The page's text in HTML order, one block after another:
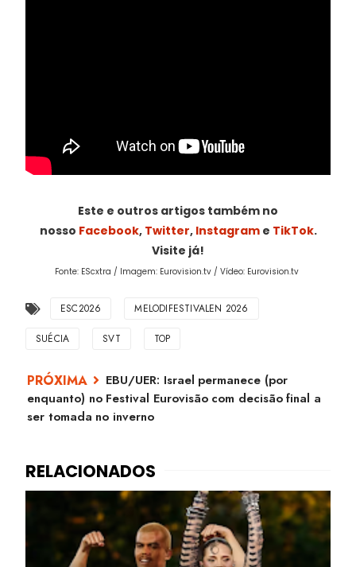
Este e outros artigos também no
nosso Facebook, Twitter, Instagrame TikTok.
Visite já!
Fonte: EScxtra / Imagem: Eurovision.tv / Vídeo: Eurovision.tv
ESC2026 MELODIFESTIVALEN 2026
SUÉCIA SVT TOP
EBU/UER: Israel permanece (por
enquanto) no Festival Eurovisão com decisão final a
ser tomada no inverno